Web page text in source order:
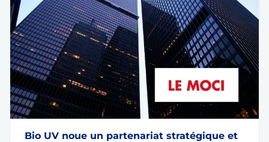
Bio UV noue un partenariat stratégique et